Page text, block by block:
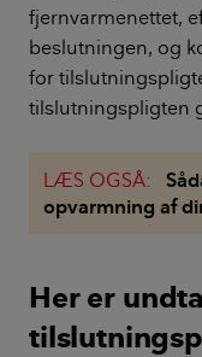
fjernvarmenettet,
beslutningen, og
for
tilslutningspligten
LÆS OGSÅ:
opvarmning af
Her er